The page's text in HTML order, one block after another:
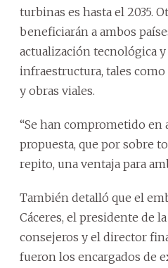
turbinas es hasta el 2035.
beneficiarán a ambos
actualización tecnológica y
infraestructura, tales
y obras viales.
“Se han comprometido en
propuesta, que por sobre
repito, una ventaja para
También detalló que el
Cáceres, el presidente de
consejeros y el director
fueron los encargados de